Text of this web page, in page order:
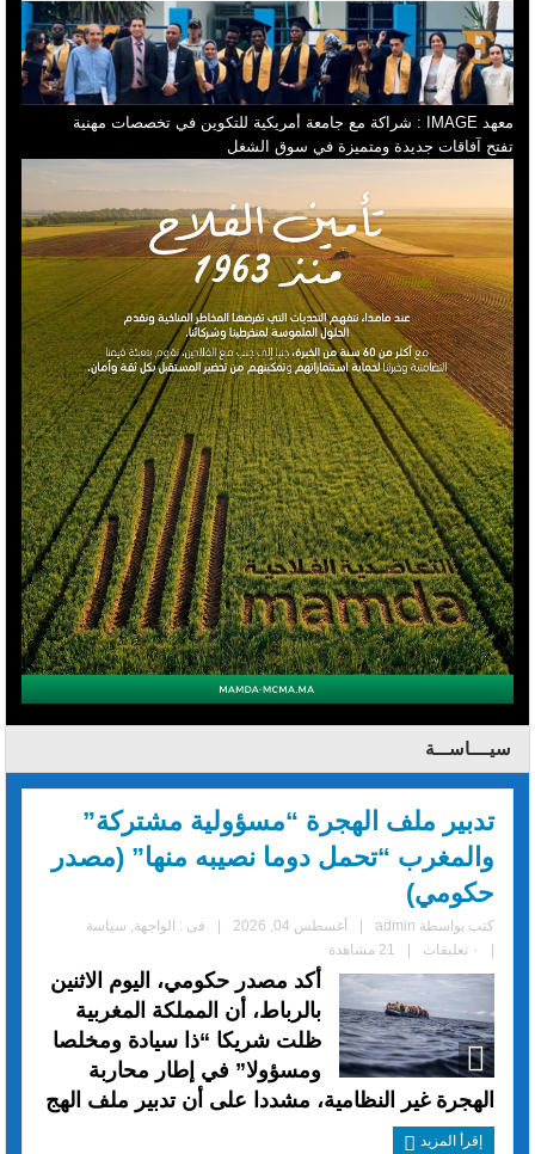
معهد IMAGE : شراكة مع جامعة أمريكية للتكوين في تخصصات مهنية
تفتح آفاقات جديدة ومتميزة في سوق الشغل
سيــــاســـة
تدبير ملف الهجرة “مسؤولية مشتركة”
والمغرب “تحمل دوما نصيبه منها” (مصدر
حكومي)
كتب بواسطة admin أغسطس 04, 2026 فى : الواجهة, سياسة
٠ تعليقات 21 مشاهدة
أكد مصدر حكومي، اليوم الاثنين
بالرباط، أن المملكة المغربية
ظلت شريكا “ذا سيادة ومخلصا
ومسؤولا” في إطار محاربة
الهجرة غير النظامية، مشددا على أن تدبير ملف الهج
إقرأ المزيد